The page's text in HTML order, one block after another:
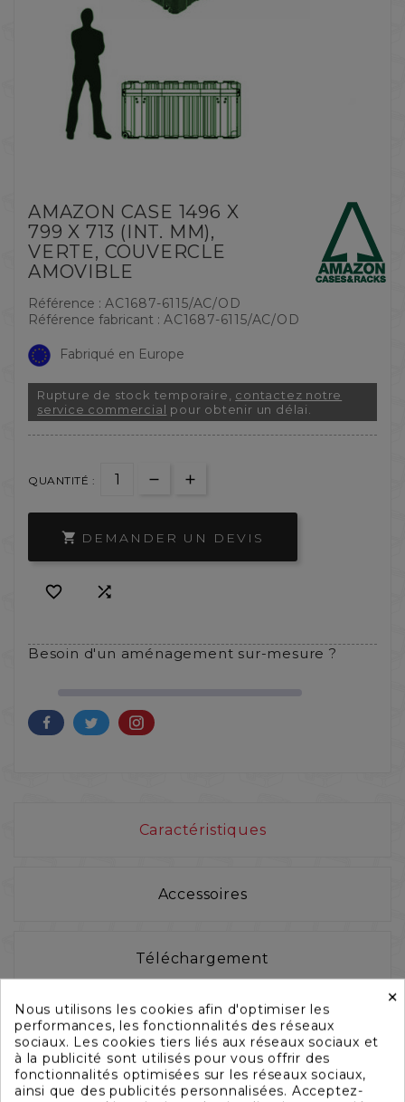
AMAZON CASE 1496 X
799 X 713 (INT. MM),
VERTE, COUVERCLE
AMOVIBLE
Référence : AC1687-6115/AC/OD
Référence fabricant : AC1687-6115/AC/OD
Fabriqué en Europe
Rupture de stock temporaire, contactez notre
service commercial pour obtenir un délai.
QUANTITÉ :
 DEMANDER UN DEVIS
 
Besoin d'un aménagement sur-mesure ?
Caractéristiques
Accessoires
Téléchargement
×
Nous utilisons les cookies afin d'optimiser les
performances, les fonctionnalités des réseaux
sociaux. Les cookies tiers liés aux réseaux sociaux et
à la publicité sont utilisés pour vous offrir des
fonctionnalités optimisées sur les réseaux sociaux,
ainsi que des publicités personnalisées. Acceptez-